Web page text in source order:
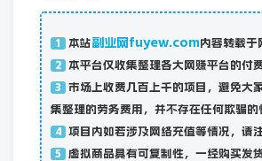
1 本站副业网fuyew.com内容转载于
2 本平台仅收集整理各大网赚平台的付
3
市场上收费几百上千的项目，避免大
集整理的劳务费用，并不存在任何欺骗
4 项目内如若涉及网络充值等情况，请
5 虚拟商品具有可复制性，一经购买发